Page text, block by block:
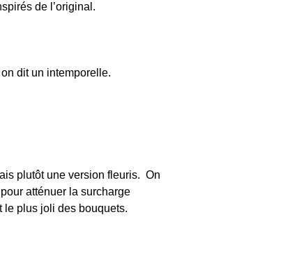
de l’original.
dit un intemporelle.
plutôt une version fleuris. On
atténuer la surcharge
le plus joli des bouquets.